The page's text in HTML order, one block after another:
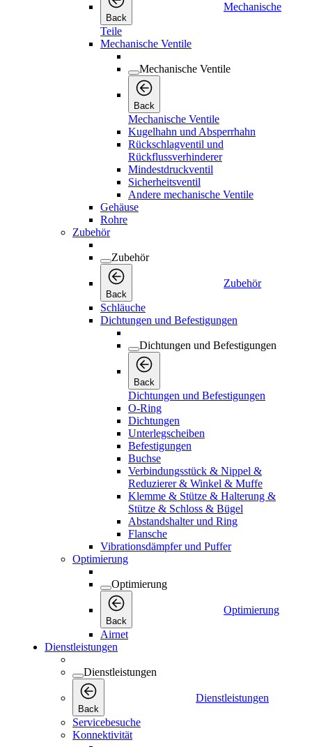
Back
Mechanische
Teile
Mechanische Ventile
Mechanische Ventile
Back
Mechanische Ventile
Kugelhahn und Absperrhahn
Rückschlagventil und
Rückflussverhinderer
Mindestdruckventil
Sicherheitsventil
Andere mechanische Ventile
Gehäuse
Rohre
Zubehör
Zubehör
Back
Zubehör
Schläuche
Dichtungen und Befestigungen
Dichtungen und Befestigungen
Back
Dichtungen und Befestigungen
O-Ring
Dichtungen
Unterlegscheiben
Befestigungen
Buchse
Verbindungsstück & Nippel &
Reduzierer & Winkel & Muffe
Klemme & Stütze & Halterung &
Stütze & Schloss & Bügel
Abstandshalter und Ring
Flansche
Vibrationsdämpfer und Puffer
Optimierung
Optimierung
Back
Optimierung
Airnet
Dienstleistungen
Dienstleistungen
Back
Dienstleistungen
Servicebesuche
Konnektivität